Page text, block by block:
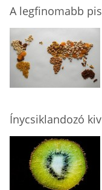
A legfinomabb
Ínycsiklandozó